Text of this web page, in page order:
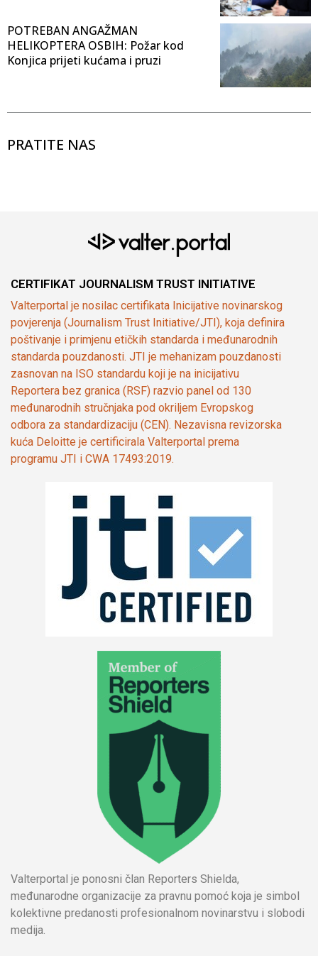
POTREBAN ANGAŽMAN
HELIKOPTERA OSBIH: Požar kod
Konjica prijeti kućama i pruzi
PRATITE NAS
CERTIFIKAT JOURNALISM TRUST INITIATIVE
Valterportal je nosilac certifikata Inicijative novinarskog
povjerenja (Journalism Trust Initiative/JTI), koja definira
poštivanje i primjenu etičkih standarda i međunarodnih
standarda pouzdanosti. JTI je mehanizam pouzdanosti
zasnovan na ISO standardu koji je na inicijativu
Reportera bez granica (RSF) razvio panel od 130
međunarodnih stručnjaka pod okriljem Evropskog
odbora za standardizaciju (CEN). Nezavisna revizorska
kuća Deloitte je certificirala Valterportal prema
programu JTI i CWA 17493:2019.
Valterportal je ponosni član Reporters Shielda,
međunarodne organizacije za pravnu pomoć koja je simbol
kolektivne predanosti profesionalnom novinarstvu i slobodi
medija.